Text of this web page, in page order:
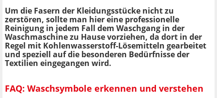
Um die Fasern der Kleidungsstücke nicht zu
zerstören, sollte man hier eine professionelle
Reinigung in jedem Fall dem Waschgang in der
Waschmaschine zu Hause vorziehen, da dort in der
Regel mit Kohlenwasserstoff-Lösemitteln gearbeitet
und speziell auf die besonderen Bedürfnisse der
Textilien eingegangen wird.
FAQ: Waschsymbole erkennen und verstehen